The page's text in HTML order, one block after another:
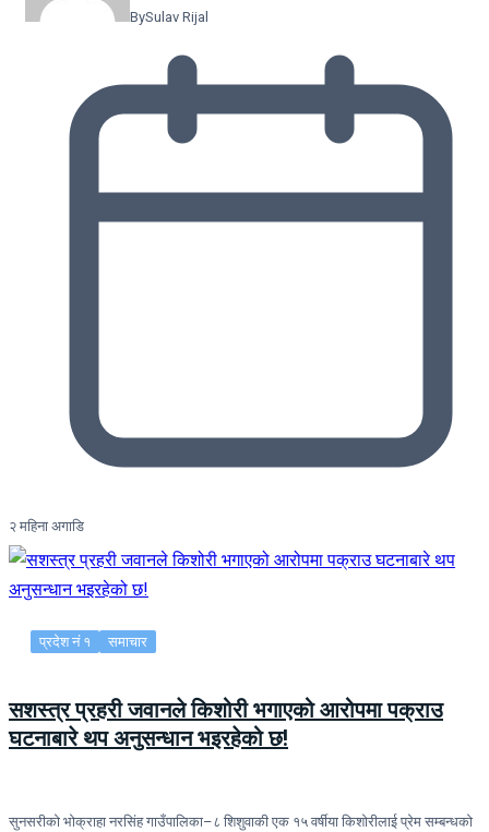
BySulav Rijal
२ महिना अगाडि
प्रदेश नं १ समाचार
सशस्त्र प्रहरी जवानले किशोरी भगाएको आरोपमा पक्राउ
घटनाबारे थप अनुसन्धान भइरहेको छ!
सुनसरीको भोक्राहा नरसिंह गाउँपालिका–८ शिशुवाकी एक १५ वर्षीया किशोरीलाई प्रेम सम्बन्धको